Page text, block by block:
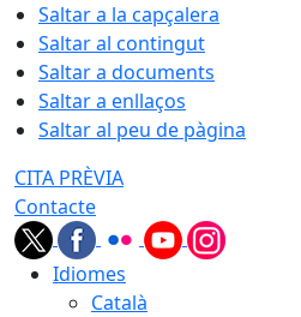
Saltar a la capçalera
Saltar al contingut
Saltar a documents
Saltar a enllaços
Saltar al peu de pàgina
CITA PRÈVIA
Contacte
Idiomes
Català